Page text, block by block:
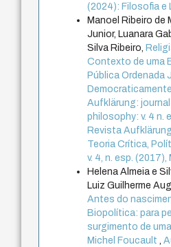
(2024): Filosofia e
Manoel Ribeiro de
Junior, Luanara
Silva Ribeiro,
Contexto de uma
Pública Ordenada
Aufklärung:
philosophy: v. 4 n.
Revista
Teoria Crítica,
v. 4, n. esp. (2017),
Helena Almeia e
Luiz Guilherme
Antes do
Biopolítica: para
surgimento de
Michel Foucault,